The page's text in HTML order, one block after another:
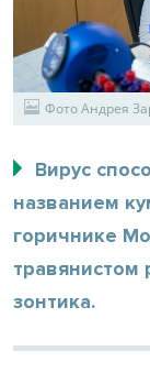
Фото Андрея
Вирус
названием
горичнике
травянистом
зонтика.